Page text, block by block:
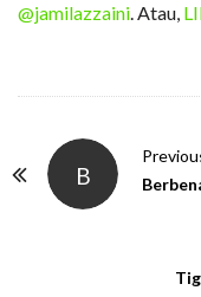
@jamilazzaini. Atau,
B